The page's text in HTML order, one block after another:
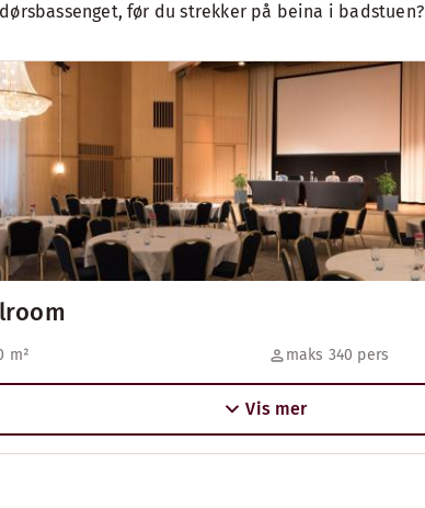
før du strekker på beina i badstuen?
m² maks 340 pers
Vis mer